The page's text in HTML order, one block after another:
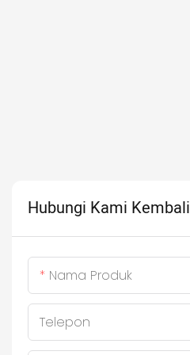
Hubungi Kami Kembali
Nama Produk
Telepon